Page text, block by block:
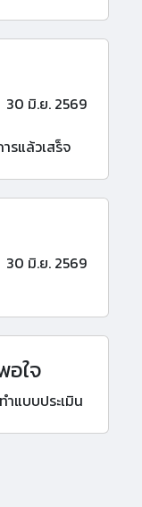
30 มิ.ย. 2569
รแล้วเสร็จ
30 มิ.ย. 2569
อใจ
แบบประเมิน